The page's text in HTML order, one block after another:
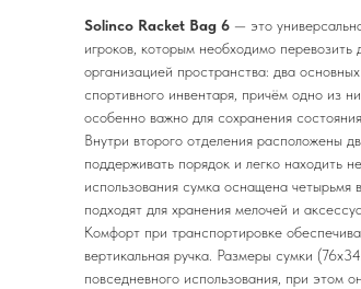
Solinco Racket Bag 6 — это
игроков, которым необходимо
организацией пространства: два
спортивного инвентаря, причём одно из
особенно важно для сохранения
Внутри второго отделения расположены
поддерживать порядок и легко находить
использования сумка оснащена
подходят для хранения мелочей и
Комфорт при транспортировке
вертикальная ручка. Размеры сумки
повседневного использования, при этом